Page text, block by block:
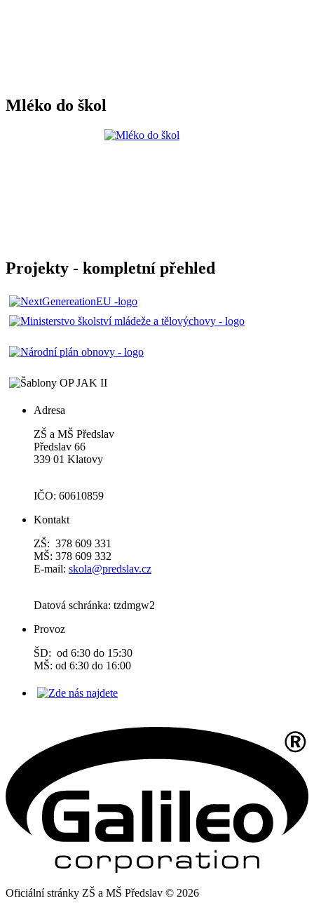
Mléko do škol
Projekty - kompletní přehled
Adresa
ZŠ a MŠ Předslav
Předslav 66
339 01 Klatovy
IČO: 60610859
Kontakt
ZŠ: 378 609 331
MŠ: 378 609 332
E-mail: skola@predslav.cz
Datová schránka: tzdmgw2
Provoz
ŠD: od 6:30 do 15:30
MŠ: od 6:30 do 16:00
Oficiální stránky ZŠ a MŠ Předslav © 2026